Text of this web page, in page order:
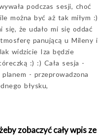
podczas sesji, choć
można być aż tak miłym :)
się, że udało mi się oddać
panującą u Mileny i
widzicie Iza będzie
:) :) Cała sesja -
- przeprowadzona
błysku,
zobaczyć cały wpis ze